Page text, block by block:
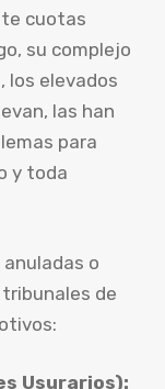
cuotas
su complejo
los elevados
las han
para
y toda
o
de
Usurarios):